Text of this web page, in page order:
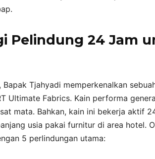
Pelindung 24 Jam
Bapak Tjahyadi memperkenalkan
Ultimate Fabrics. Kain performa
mata. Bahkan, kain ini bekerja aktif
usia pakai furnitur di area hotel.
5 perlindungan utama: